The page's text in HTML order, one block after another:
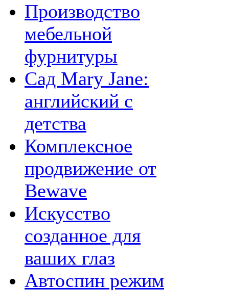
Производство
мебельной
фурнитуры
Сад Mary Jane:
английский с
детства
Комплексное
продвижение от
Bewave
Искусство
созданное для
ваших глаз
Автоспин режим